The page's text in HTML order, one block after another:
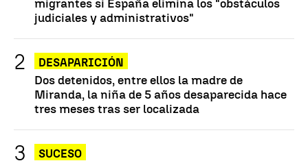
migrantes si España elimina los "obstáculos
judiciales y administrativos"
DESAPARICIÓN
Dos detenidos, entre ellos la madre de
Miranda, la niña de 5 años desaparecida hace
tres meses tras ser localizada
SUCESO